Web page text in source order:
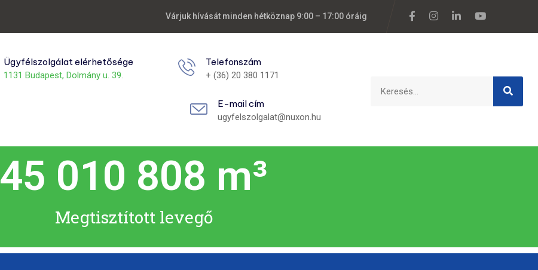
Várjuk hívását minden hétköznap 9:00 – 17:00 óráig
Ügyfélszolgálat elérhetősége
1131 Budapest, Dolmány u. 39.
Telefonszám
+ (36) 20 380 1171
E-mail cím
ugyfelszolgalat@nuxon.hu
95 022 043 m³
Megtisztított levegő